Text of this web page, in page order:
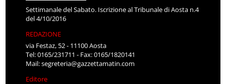
Settimanale del Sabato. Iscrizione al Tribunale di Aosta n.4
del 4/10/2016
REDAZIONE
via Festaz, 52 - 11100 Aosta
Tel: 0165/231711 - Fax: 0165/1820141
Mail:segreteria@gazzettamatin.com
Editore